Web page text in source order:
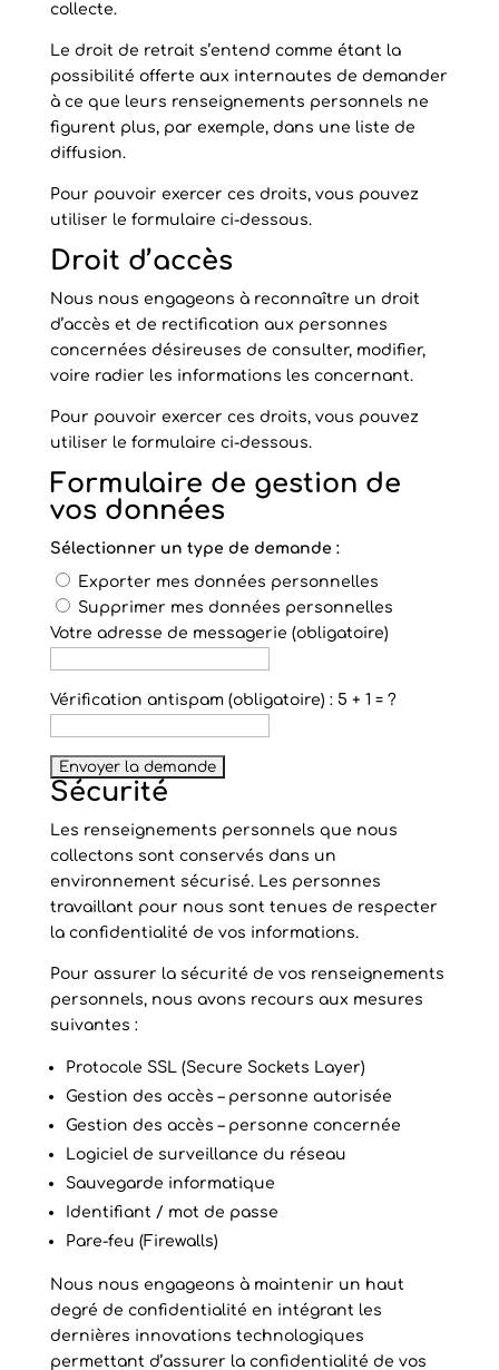
collecte.
Le droit de retrait s’entend comme étant la
possibilité offerte aux internautes de demander
à ce que leurs renseignements personnels ne
figurent plus, par exemple, dans une liste de
diffusion.
Pour pouvoir exercer ces droits, vous pouvez
utiliser le formulaire ci-dessous.
Droit d’accès
Nous nous engageons à reconnaître un droit
d’accès et de rectification aux personnes
concernées désireuses de consulter, modifier,
voire radier les informations les concernant.
Pour pouvoir exercer ces droits, vous pouvez
utiliser le formulaire ci-dessous.
Formulaire de gestion de
vos données
Sélectionner un type de demande :
Exporter mes données personnelles
Supprimer mes données personnelles
Votre adresse de messagerie (obligatoire)
Vérification antispam (obligatoire) : 5 + 1 = ?
Sécurité
Les renseignements personnels que nous
collectons sont conservés dans un
environnement sécurisé. Les personnes
travaillant pour nous sont tenues de respecter
la confidentialité de vos informations.
Pour assurer la sécurité de vos renseignements
personnels, nous avons recours aux mesures
suivantes :
Protocole SSL (Secure Sockets Layer)
Gestion des accès – personne autorisée
Gestion des accès – personne concernée
Logiciel de surveillance du réseau
Sauvegarde informatique
Identifiant / mot de passe
Pare-feu (Firewalls)
Nous nous engageons à maintenir un haut
degré de confidentialité en intégrant les
dernières innovations technologiques
permettant d’assurer la confidentialité de vos